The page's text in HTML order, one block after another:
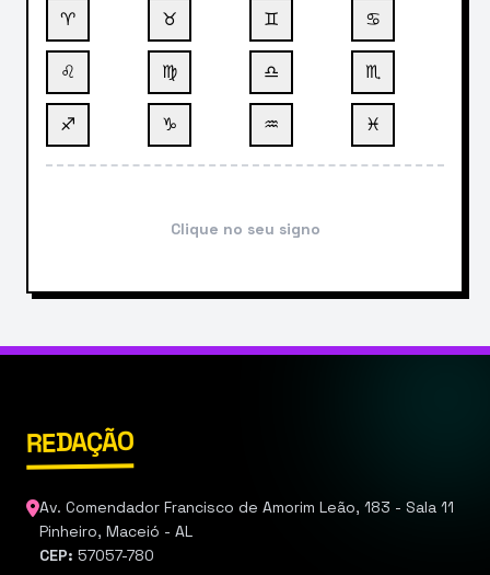
♈ ♉ ♊ ♋
♌ ♍ ♎ ♏
♐ ♑ ♒ ♓
Clique no seu signo
REDAÇÃO
Av. Comendador Francisco de Amorim Leão, 183 - Sala 11
Pinheiro, Maceió - AL
CEP: 57057-780